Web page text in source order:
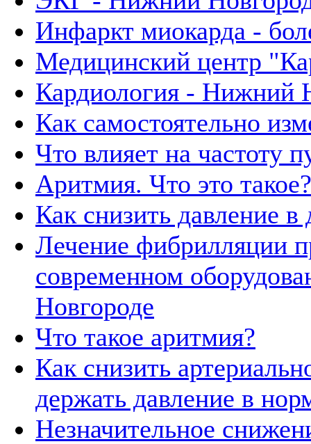
Инфаркт миокарда -
Медицинский центр
Кардиология - Нижний
Как самостоятельно
Что влияет на частоту
Аритмия. Что это такое?
Как снизить давление
Лечение фибрилляции
современном
Новгороде
Что такое аритмия?
Как снизить
держать давление в
Незначительное